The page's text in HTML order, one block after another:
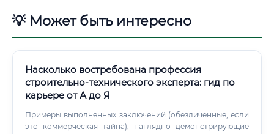
💡 Может быть интересно
Насколько востребована профессия
строительно-технического эксперта: гид по
карьере от А до Я
Примеры выполненных заключений (обезличенные, если
это коммерческая тайна), наглядно демонстрирующие